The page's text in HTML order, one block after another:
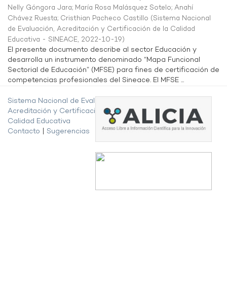
Nelly Góngora Jara; María Rosa Malásquez Sotelo; Anahí
Chávez Ruesta; Cristhian Pacheco Castillo (Sistema Nacional
de Evaluación, Acreditación y Certificación de la Calidad
Educativa - SINEACE, 2022-10-19)
El presente documento describe al sector Educación y
desarrolla un instrumento denominado “Mapa Funcional
Sectorial de Educación” (MFSE) para fines de certificación de
competencias profesionales del Sineace. El MFSE ...
Sistema Nacional de Evaluación,
Acreditación y Certificación de la
Calidad Educativa
Contacto
Sugerencias